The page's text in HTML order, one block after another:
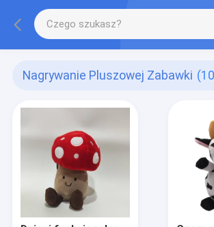
Nagrywanie Pluszowej Zabawki